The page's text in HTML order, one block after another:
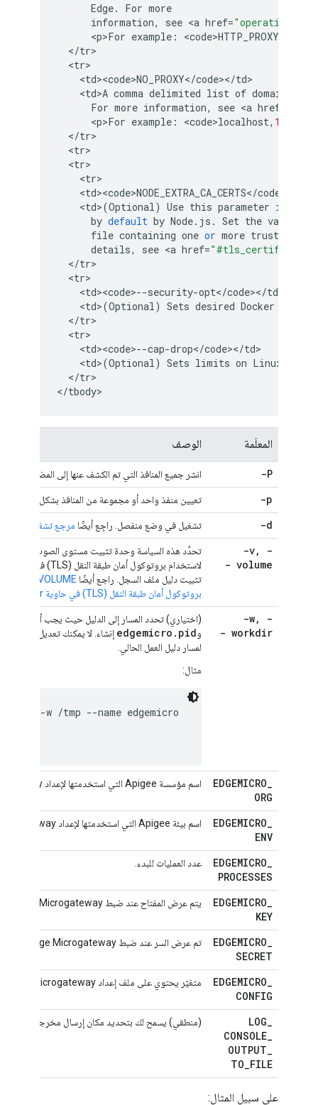
Edge. For more
information, see <a href="operation-
<p>For example : <code>HTTP_PROXY
</tr
<tr
<td><code>NO_PROXY</code></td
<td>A comma delimited list of domains
For more information, see <a href
<p>For example : <code>localhost,
</tr
<tr
<tr
<tr
<td><code>NODE_EXTRA_CA_CERTS</code
<td>(Optional) Use this parameter if
by default by Node. js . Set the value
file containing one or more trusted
details, see <a href=
</tr
<tr
<td><code>--security-opt</code></td
<td>(Optional) Sets desired Docker
</tr
<tr
<td><code>--cap-drop</code></td
<td>(Optional) Sets limits on Linux
</tr>
</tbody
المعلَمة الوصف
-P انشر جميع المنافذ التي تم الكشف عنها إلى المضيف. راجِع
-p تعيين منفذ واحد أو مجموعة من المنافذ بشكل صريح.
-d تشغيل في وضع منفصل. راجِع أيضًا مرجع تشغيل Docker
-v,
-
- volume
تثبيت دليل ملف السجل. راجع أيضًا VOLUME [أنظمة الملفات المشتركة]
بروتوكول أمان طبقة النقل (TLS) في حاوية Docker
-w,
-
- workdir
(اختياري) تحدد المسار إلى الدليل حيث يجب أن يكون
و
edgemicro . pid
إنشاء. لا يمكنك تعديل جذر اسم
لمسار دليل العمل الحالي.
مثال:
-d -w /tmp --name edgemicro
EDGEMICRO_
ORG
اسم مؤسسة Apigee التي استخدمتها لإعداد Edge Microgateway.
EDGEMICRO_
ENV
اسم بيئة Apigee التي استخدمتها لإعداد Edge Microgateway.
EDGEMICRO_
PROCESSES
عدد العمليات للبدء.
EDGEMICRO_
KEY
يتم عرض المفتاح عند ضبط Edge Microgateway.
EDGEMICRO_
SECRET
تم عرض السر عند ضبط Edge Microgateway.
EDGEMICRO_
CONFIG
متغيّر يحتوي على ملف إعداد Edge Microgateway بترميز base64.
LOG_
CONSOLE_
OUTPUT_
TO_FILE
(منطقي) يسمح لك بتحديد مكان إرسال مخرجات
على سبيل المثال: